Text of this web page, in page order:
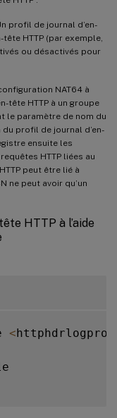
profil de journal d’en-
HTTP (par exemple,
ou désactivés pour
NAT64 à
tête HTTP à un groupe
le paramètre de nom du
profil de journal d’en-
ensuite les
HTTP liées au
peut être lié à
ne peut avoir qu’un
HTTP à l’aide
<